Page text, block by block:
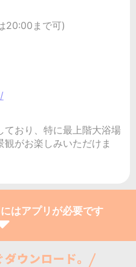
20:00まで可)
ており、特に最上階大浴場
がお楽しみいただけま
はアプリが必要です